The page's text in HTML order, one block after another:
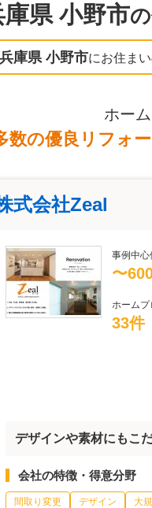
庫県 小野市
兵庫県 小野市にお住ま
ホー
数の優良リフォ
式会社Zeal
事例中心
〜
ホーム
33件
デザインや素材にもこ
会社の特徴・得意分野
間取り変更 デザイン 大